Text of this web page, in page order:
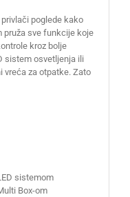
poglede kako
pruža sve funkcije koje
kroz bolje
sistem osvetljenja ili
vreća za otpatke. Zato
sistemom
Box-om